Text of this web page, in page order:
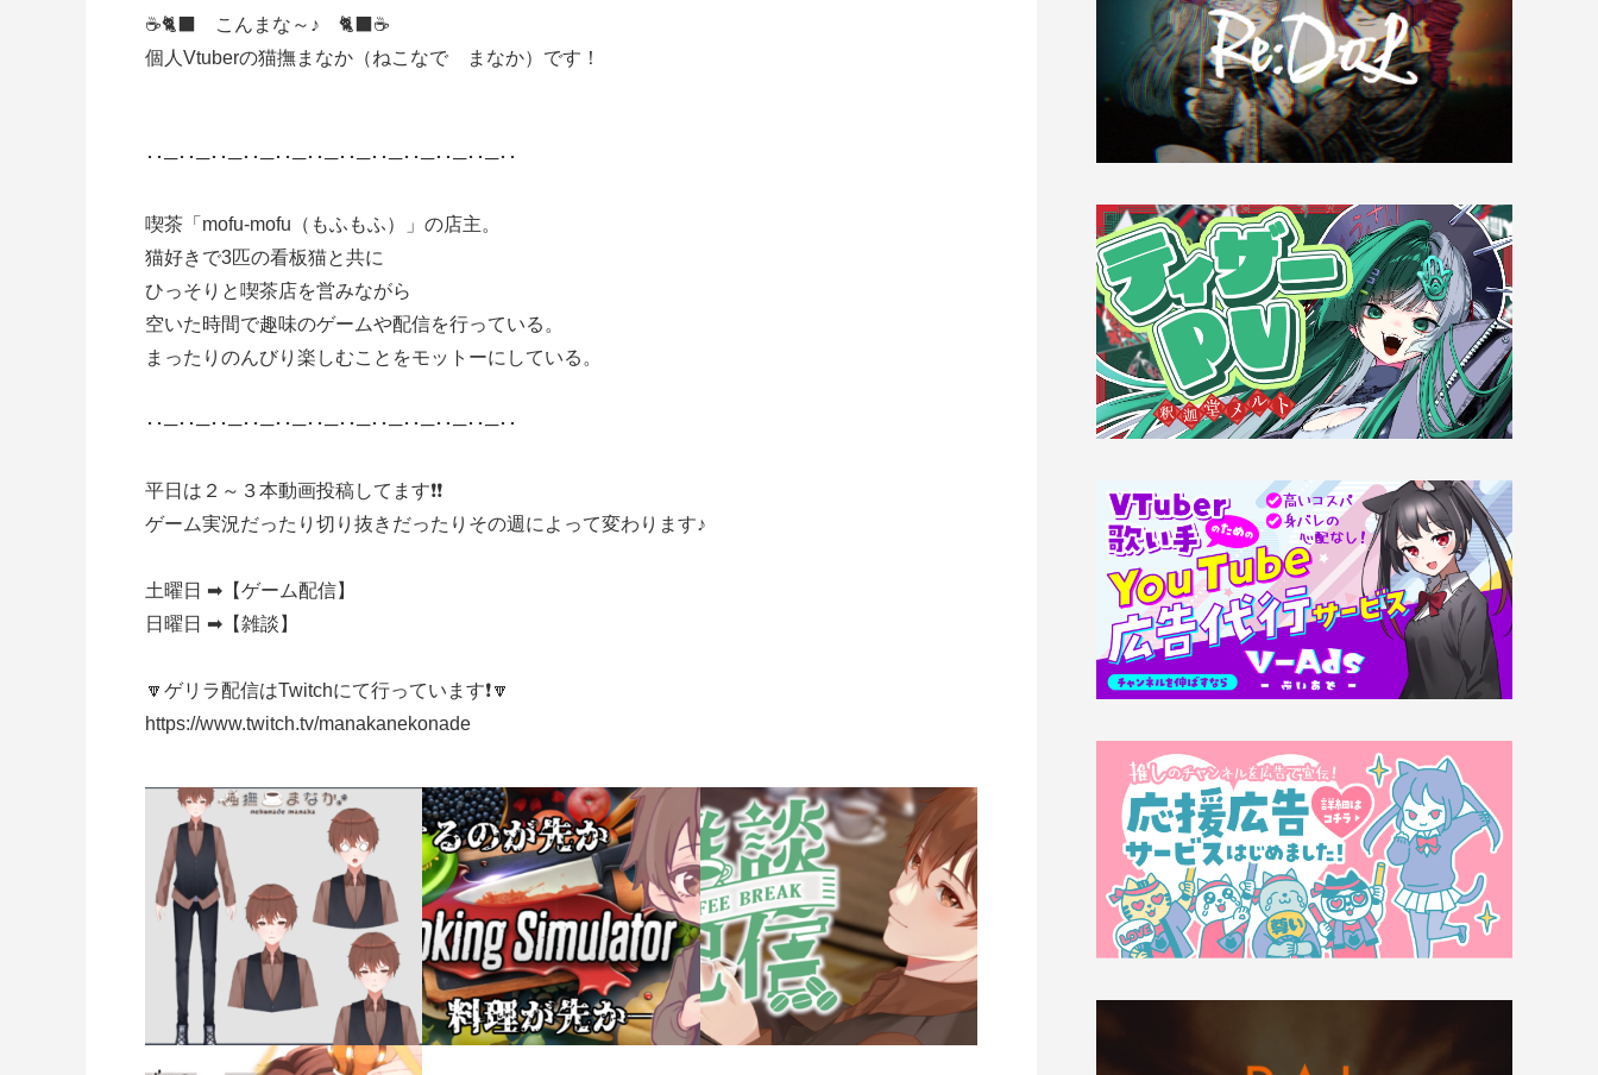
☕🐈‍⬛ こんまな～♪ 🐈‍⬛☕
個人Vtuberの猫撫まなか（ねこなで まなか）です！
･･─･･─･･─･･─･･─･･─･･─･･─･･─･･─･･─･･
喫茶「mofu-mofu（もふもふ）」の店主。
猫好きで3匹の看板猫と共に
ひっそりと喫茶店を営みながら
空いた時間で趣味のゲームや配信を行っている。
まったりのんびり楽しむことをモットーにしている。
･･─･･─･･─･･─･･─･･─･･─･･─･･─･･─･･─･･
平日は２～３本動画投稿してます❗❗
ゲーム実況だったり切り抜きだったりその週によって変わります♪
土曜日 ➡【ゲーム配信】
日曜日 ➡【雑談】
🔽ゲリラ配信はTwitchにて行っています❗🔽
https://www.twitch.tv/manakanekonade